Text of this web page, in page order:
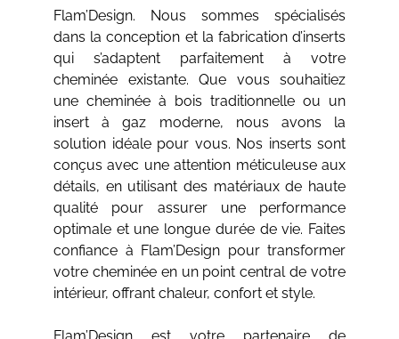
Flam’Design. Nous sommes spécialisés
dans la conception et la fabrication d’inserts
qui s’adaptent parfaitement à votre
cheminée existante. Que vous souhaitiez
une cheminée à bois traditionnelle ou un
insert à gaz moderne, nous avons la
solution idéale pour vous. Nos inserts sont
conçus avec une attention méticuleuse aux
détails, en utilisant des matériaux de haute
qualité pour assurer une performance
optimale et une longue durée de vie. Faites
confiance à Flam’Design pour transformer
votre cheminée en un point central de votre
intérieur, offrant chaleur, confort et style.